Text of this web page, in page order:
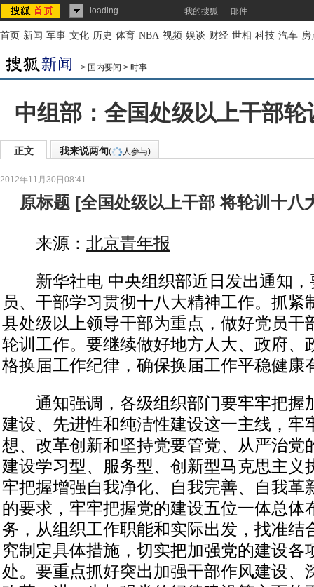
loading... 我的搜狐 邮件
首页-新闻-军事-文化-历史-体育-NBA-视频-娱谈-财经-世相-科技-汽车-房
> 国内要闻 > 时事
中组部：全国处级以上干部
正文 我来说两句( 人参与)
2012年11月30日08:41
原标题 [全国处级以上干部 将轮训十八
来源： 北京青年报
新华社电 中央组织部近日发出通知，
员、干部学习贯彻十八大精神工作。抓紧
县处级以上领导干部为重点，做好党员干
轮训工作。要继续做好地方人大、政府、
格换届工作纪律，确保换届工作平稳健康
通知强调，各级组织部门要牢牢把握
建设、先进性和纯洁性建设这一主线，牢
想、改革创新和坚持党要管党、从严治党
建设学习型、服务型、创新型马克思主义
牢把握增强自我净化、自我完善、自我革
的要求，牢牢把握党的建设五位一体总体
务，从组织工作职能和实际出发，找准结
究制定具体措施，切实把加强党的建设各
处。要重点抓好突出加强干部作风建设、